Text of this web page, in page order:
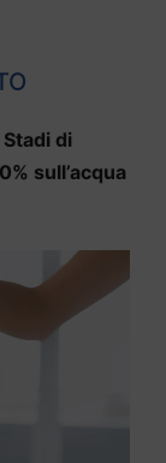
di
sull’acqua